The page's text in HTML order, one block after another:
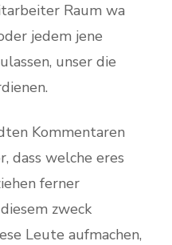
Raum wa
jedem jene
unser die
Kommentaren
dass welche eres
ferner
zweck
Leute aufmachen,